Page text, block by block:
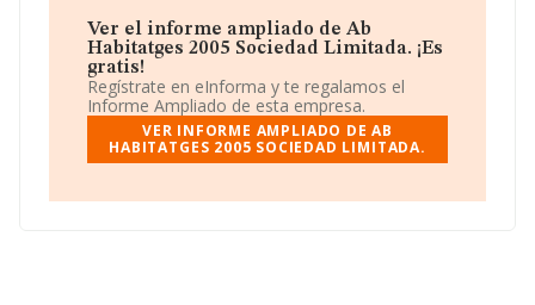
situada en Poligono Industrial Alba Cl Mas De L'aat
núm. 122, (43480), Vila-seca, provincia de Tarragona,
Cataluña.
Con los datos a disposición de INFORMA sobre 188.948
empresas pertenecientes al sector, en el ámbito
nacional la facturación alcanza la cifra de 36.783
millones de euros y la media de facturación de ventas
Teniendo en cuenta la información sobre Tarragona, en
Ver el informe ampliado de Ab
Habitatges 2005 Sociedad Limitada. ¡Es
gratis!
Regístrate en eInforma y te regalamos el
Informe Ampliado de esta empresa.
VER INFORME AMPLIADO DE AB
HABITATGES 2005 SOCIEDAD LIMITADA.